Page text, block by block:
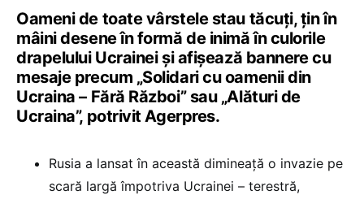
Oameni de toate vârstele stau tăcuţi, ţin în
mâini desene în formă de inimă în culorile
drapelului Ucrainei şi afişează bannere cu
mesaje precum „Solidari cu oamenii din
Ucraina – Fără Război” sau „Alături de
Ucraina”, potrivit Agerpres.
Rusia a lansat în această dimineață o invazie pe
scară largă împotriva Ucrainei – terestră,